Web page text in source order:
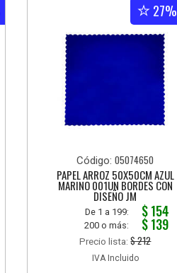
27%
Código:05074650
PAPEL ARROZ 50X50CM AZUL
MARINO 001UN BORDES CON
DISEÑO JM
De 1 a 199: $ 154
200 o más: $ 139
Precio lista:$ 212
IVA Incluido